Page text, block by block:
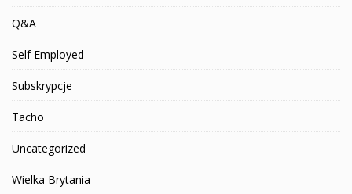
Q&A
Self Employed
Subskrypcje
Tacho
Uncategorized
Wielka Brytania